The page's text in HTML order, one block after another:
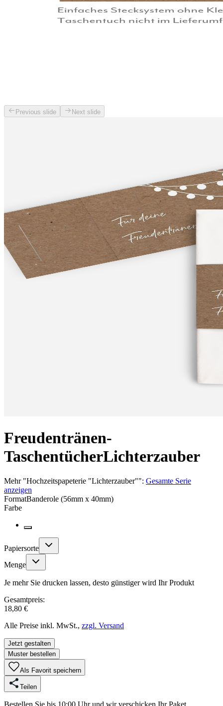
Previous slide Next slide
Freudentränen-
TaschentücherLichterzauber
Mehr"Hochzeitspapeterie "Lichterzauber"": Gesamte Serie
anzeigen
FormatBanderole (56mm x 40mm)
Farbe
Papiersorte
Menge
Je mehr Sie drucken lassen, desto günstiger wird Ihr Produkt
Gesamtpreis:
18,80 €
Alle Preise inkl. MwSt., zzgl. Versand
Jetzt gestalten
Muster bestellen
Als Favorit speichern
Teilen
Bestellen Sie bis 10:00 Uhr und wir verschicken Ihr Paket